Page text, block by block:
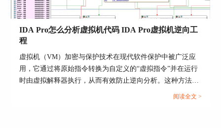
这就像是要和你的队友通气和合练动作一样。
用。就像比赛开始了，得全力出击。
5、动起来：用IDA的动态调试功能，一边跟踪代
码，一边找出潜在的安全漏洞或逻辑错误。就像在
比赛中抓住对方的破绽一样。
6、数据扒一扒：在动态调试过程中，收集并分析
有价值的数据。就像在比赛结束后，研究录像带一
IDA Pro怎么分析虚拟机代码 IDA Pro虚拟机逆向工
程
虚拟机（VM）加密与保护技术在现代软件保护中被广泛应
用，它通过将原始指令转换为自定义的“虚拟指令”并在运行
时由虚拟解释器执行，从而有效防止逆向分析。这种方法不
仅提高了解析门槛，还极大增加了逆向工程的复杂度。面对
阅读全文 >